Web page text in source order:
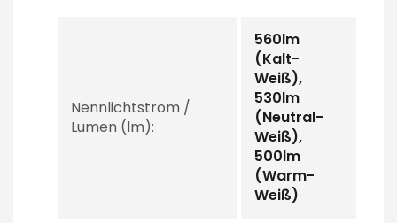
Nennlichtstrom /
Lumen (lm):
560lm
(Kalt-
Weiß),
530lm
(Neutral-
Weiß),
500lm
(Warm-
Weiß)